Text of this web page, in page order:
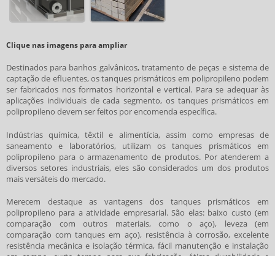
Clique nas imagens para ampliar
Destinados para banhos galvânicos, tratamento de peças e sistema de
captação de efluentes, ostanques prismáticos em polipropileno podem
ser fabricados nos formatos horizontal e vertical. Para se adequar às
aplicações individuais de cada segmento, os tanques prismáticos em
polipropileno devem ser feitos por encomenda específica.
Indústrias química, têxtil e alimentícia, assim como empresas de
saneamento e laboratórios, utilizam ostanques prismáticos em
polipropileno para o armazenamento de produtos. Por atenderem a
diversos setores industriais, eles são considerados um dos produtos
mais versáteis do mercado.
Merecem destaque as vantagens dos tanques prismáticos em
polipropileno para a atividade empresarial. São elas: baixo custo (em
comparação com outros materiais, como o aço), leveza (em
comparação com tanques em aço), resistência à corrosão, excelente
resistência mecânica e isolação térmica, fácil manutenção e instalação